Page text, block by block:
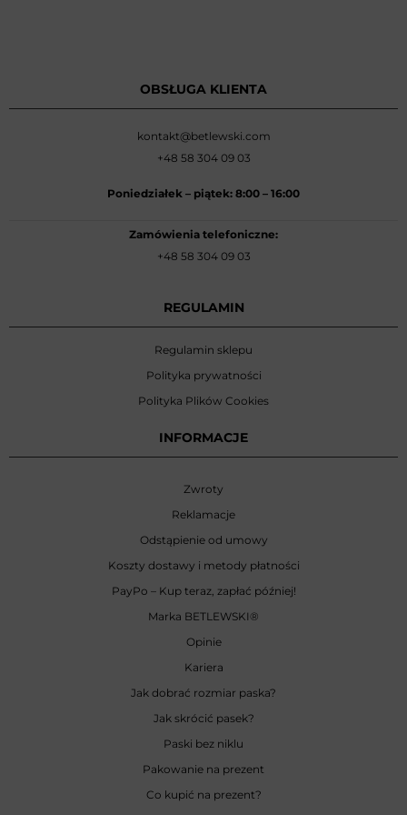
OBSŁUGA KLIENTA
kontakt@betlewski.com
+48 58 304 09 03
Poniedziałek – piątek: 8:00 – 16:00
Zamówienia telefoniczne:
+48 58 304 09 03
REGULAMIN
Regulamin sklepu
Polityka prywatności
Polityka Plików Cookies
INFORMACJE
Zwroty
Reklamacje
Odstąpienie od umowy
Koszty dostawy i metody płatności
PayPo – Kup teraz, zapłać później!
Marka BETLEWSKI®
Opinie
Kariera
Jak dobrać rozmiar paska?
Jak skrócić pasek?
Paski bez niklu
Pakowanie na prezent
Co kupić na prezent?